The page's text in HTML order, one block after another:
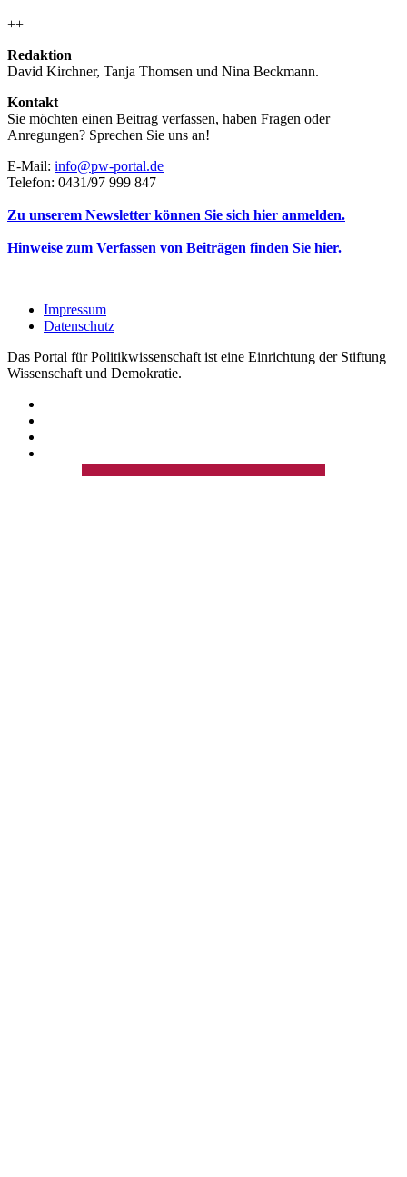
++
Redaktion
David Kirchner, Tanja Thomsen und Nina Beckmann.
Kontakt
Sie möchten einen Beitrag verfassen, haben Fragen oder
Anregungen? Sprechen Sie uns an!
E-Mail: info@pw-portal.de
Telefon: 0431/97 999 847
Zu unserem Newsletter können Sie sich hier anmelden.
Hinweise zum Verfassen von Beiträgen finden Sie hier.
Impressum
Datenschutz
Das Portal für Politikwissenschaft ist eine Einrichtung der Stiftung
Wissenschaft und Demokratie.